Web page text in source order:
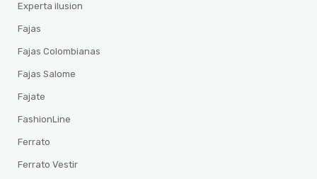
Experta ilusion
Fajas
Fajas Colombianas
Fajas Salome
Fajate
FashionLine
Ferrato
Ferrato Vestir